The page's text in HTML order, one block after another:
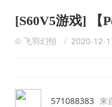
[S60V5游戏]
© 飞羽幻恒 / 2020-12-
571088383 来